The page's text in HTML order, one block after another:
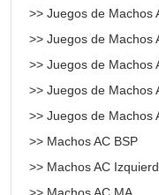
>> Juegos de Machos
>> Juegos de Machos
>> Juegos de Machos
>> Juegos de Machos
>> Juegos de Machos
>> Machos AC BSP
>> Machos AC